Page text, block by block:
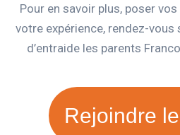
Pour en savoir plus, poser
votre expérience, rendez-vous
d’entraide les parents
Rejoindre